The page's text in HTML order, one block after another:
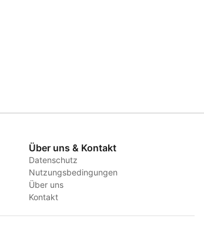
Über uns & Kontakt
Datenschutz
Nutzungsbedingungen
Über uns
Kontakt